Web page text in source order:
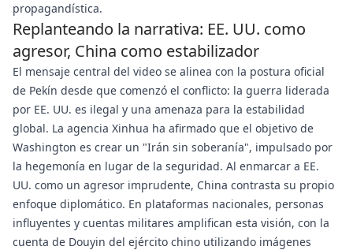
propagandística.
Replanteando la narrativa: EE. UU. como
agresor, China como estabilizador
El mensaje central del video se alinea con la postura oficial
de Pekín desde que comenzó el conflicto: la guerra liderada
por EE. UU. es ilegal y una amenaza para la estabilidad
global. La agencia Xinhua ha afirmado que el objetivo de
Washington es crear un "Irán sin soberanía", impulsado por
la hegemonía en lugar de la seguridad. Al enmarcar a EE.
UU. como un agresor imprudente, China contrasta su propio
enfoque diplomático. En plataformas nacionales, personas
influyentes y cuentas militares amplifican esta visión, con la
cuenta de Douyin del ejército chino utilizando imágenes